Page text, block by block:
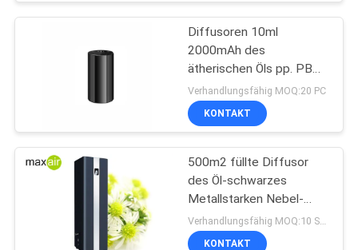
Diffusoren 10ml
2000mAh des
ätherischen Öls pp. PBT
Ausgangs
Verhandlungsfähig MOQ:20 PC
KONTAKT
500m2 füllte Diffusor
des Öl-schwarzes
Metallstarken Nebel-
ätherischen Öls wieder
KONTAKT